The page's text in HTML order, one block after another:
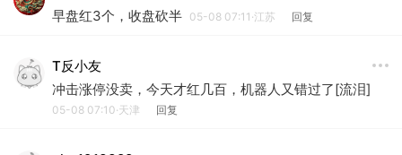
早盘红3个，收盘砍半 05-08 07:11·江苏 回复
T反小友
冲击涨停没卖，今天才红几百，机器人又错过了[流泪]
05-08 07:10·天津 回复